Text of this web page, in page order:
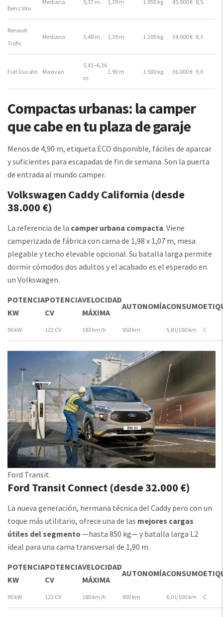
Benz Vito
Mediana 5,37 m 1,39 m 1.050 kg 45.000 € 8,5
Renault
Trafic
Mediana 5,48 m 1,39 m 1.200 kg 34.000 € 8,3
Fiat Ducato Maxivan
5,41–6,36
m
1,90 m 1.500 kg 36.000 € 9,0
Compactas urbanas: la camper
que cabe en tu plaza de garaje
Menos de 4,90 m, etiqueta ECO disponible, fáciles de aparcar
y suficientes para escapadas de fin de semana. Son la puerta
de entrada al mundo camper.
Volkswagen Caddy California (desde
38.000 €)
La referencia de la camper urbana compacta. Viene
camperizada de fábrica con cama de 1,98 x 1,07 m, mesa
plegable y techo elevable opcional. Su batalla larga permite
dormir cómodos dos adultos y el acabado es el esperado en
un Volkswagen.
POTENCIA
KW
POTENCIA
CV
VELOCIDAD
MÁXIMA
AUTONOMÍACONSUMO
90 kW 122 CV 183 km/h 950 km 5,8 l/100 km C
Ford Transit
Ford Transit Connect (desde 32.000 €)
La nueva generación, hermana técnica del Caddy pero con un
toque más utilitario, ofrece una de las mejores cargas
útiles del segmento —hasta 850 kg— y batalla larga L2
ideal para una cama transversal de 1,90 m.
POTENCIA
KW
POTENCIA
CV
VELOCIDAD
MÁXIMA
AUTONOMÍACONSUMO
90 kW 122 CV 180 km/h 900 km 6,0 l/100 km C